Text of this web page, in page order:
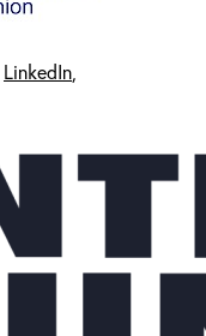
LinkedIn